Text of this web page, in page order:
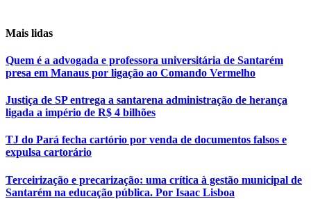
Mais lidas
Quem é a advogada e professora universitária de Santarém
presa em Manaus por ligação ao Comando Vermelho
Justiça de SP entrega a santarena administração de herança
ligada a império de R$ 4 bilhões
TJ do Pará fecha cartório por venda de documentos falsos e
expulsa cartorário
Terceirização e precarização: uma crítica à gestão municipal de
Santarém na educação pública. Por Isaac Lisboa